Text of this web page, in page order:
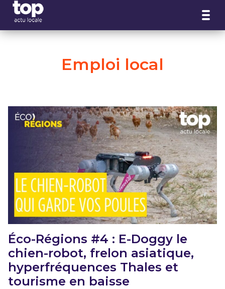
Emploi local
Éco-Régions #4 : E-Doggy le
chien-robot, frelon asiatique,
hyperfréquences Thales et
tourisme en baisse
Panneau de gestion des cookies